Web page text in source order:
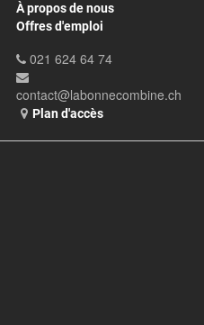
À propos de nous
Offres d'emploi
021 624 64 74
contact@labonnecombine.ch
Plan d'accès